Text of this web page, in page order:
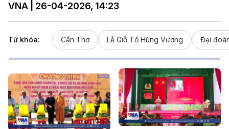
VNA | 26-04-2026, 14:23
Từ khóa: Cần Thơ Lễ Giỗ Tổ Hùng Vương Đại